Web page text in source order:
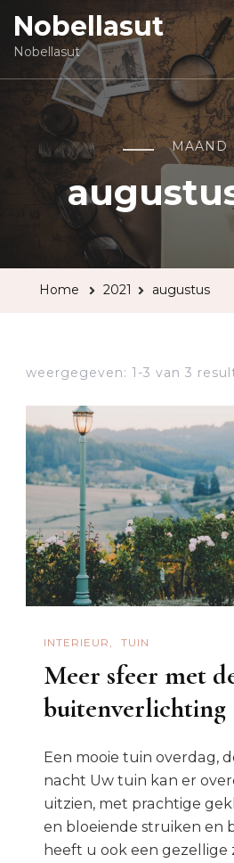
Nobellasut
Nobellasut
MAAND
Home 2021 augustus
weergegeven: 1-3 van 3
INTERIEUR TUIN
Meer sfeer met
buitenverlichting
Een mooie tuin overdag,
nacht Uw tuin kan er
uitzien, met prachtige
en bloeiende struiken en
heeft u ook een gezellige